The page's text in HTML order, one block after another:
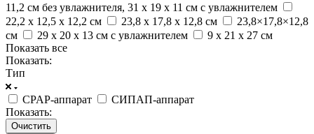
11,2 см без увлажнителя, 31 x 19 x 11 cм с увлажнителем
22,2 х 12,5 х 12,2 см
23,8 х 17,8 х 12,8 см
23,8×17,8×12,8
см
29 x 20 x 13 см с увлажнителем
9 х 21 х 27 см
Показать все
Показать:
Тип
CPAP-аппарат
СИПАП-аппарат
Показать:
Очистить